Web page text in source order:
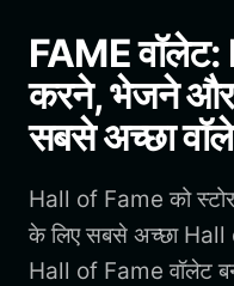
Português (Portugal)
Bahasa Indonesia
ภาษาไทย
Português (Brasil)
Español (Argentina)
FAME वॉलेट:
करने, भेजने और
सबसे अच्छा
Hall of Fame को
के लिए सबसे अच्छा Hall
Hall of Fame वॉलेट